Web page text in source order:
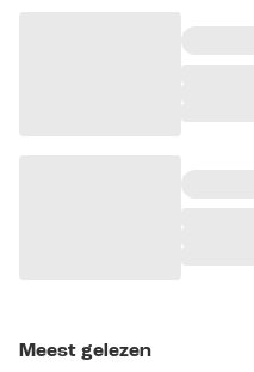
Meest gelezen